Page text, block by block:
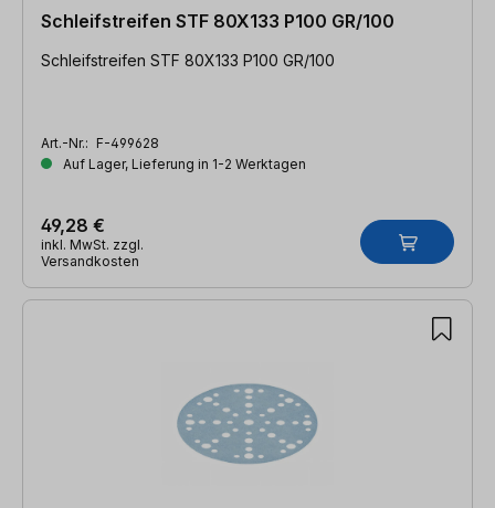
Schleifstreifen STF 80X133 P100 GR/100
Schleifstreifen STF 80X133 P100 GR/100
Art.-Nr.: F-499628
Auf Lager, Lieferung in 1-2 Werktagen
49,28 €
inkl. MwSt. zzgl.
Versandkosten